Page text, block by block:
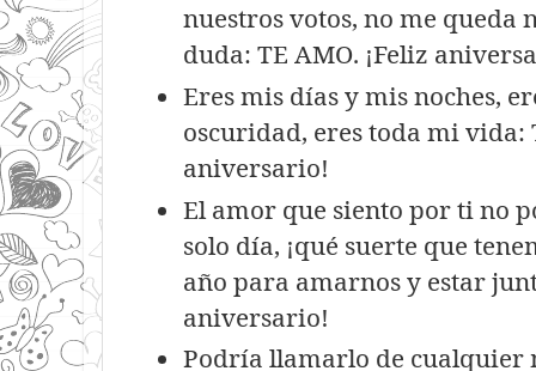
nuestros votos, no me queda
duda: TE AMO. ¡Feliz
Eres mis días y mis noches,
oscuridad, eres toda mi vida:
aniversario!
El amor que siento por ti no
solo día, ¡qué suerte que
año para amarnos y estar
aniversario!
Podría llamarlo de cualquier